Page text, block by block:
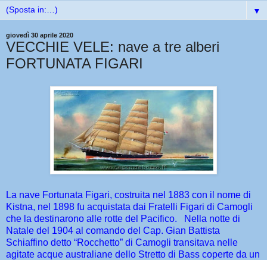
▼
giovedì 30 aprile 2020
VECCHIE VELE: nave a tre alberi
FORTUNATA FIGARI
La nave Fortunata Figari, costruita nel 1883 con il nome di
Kistna, nel 1898 fu acquistata dai Fratelli Figari di Camogli
che la destinarono alle rotte del Pacifico. Nella notte di
Natale del 1904 al comando del Cap. Gian Battista
Schiaffino detto “Rocchetto” di Camogli transitava nelle
agitate acque australiane dello Stretto di Bass coperte da un